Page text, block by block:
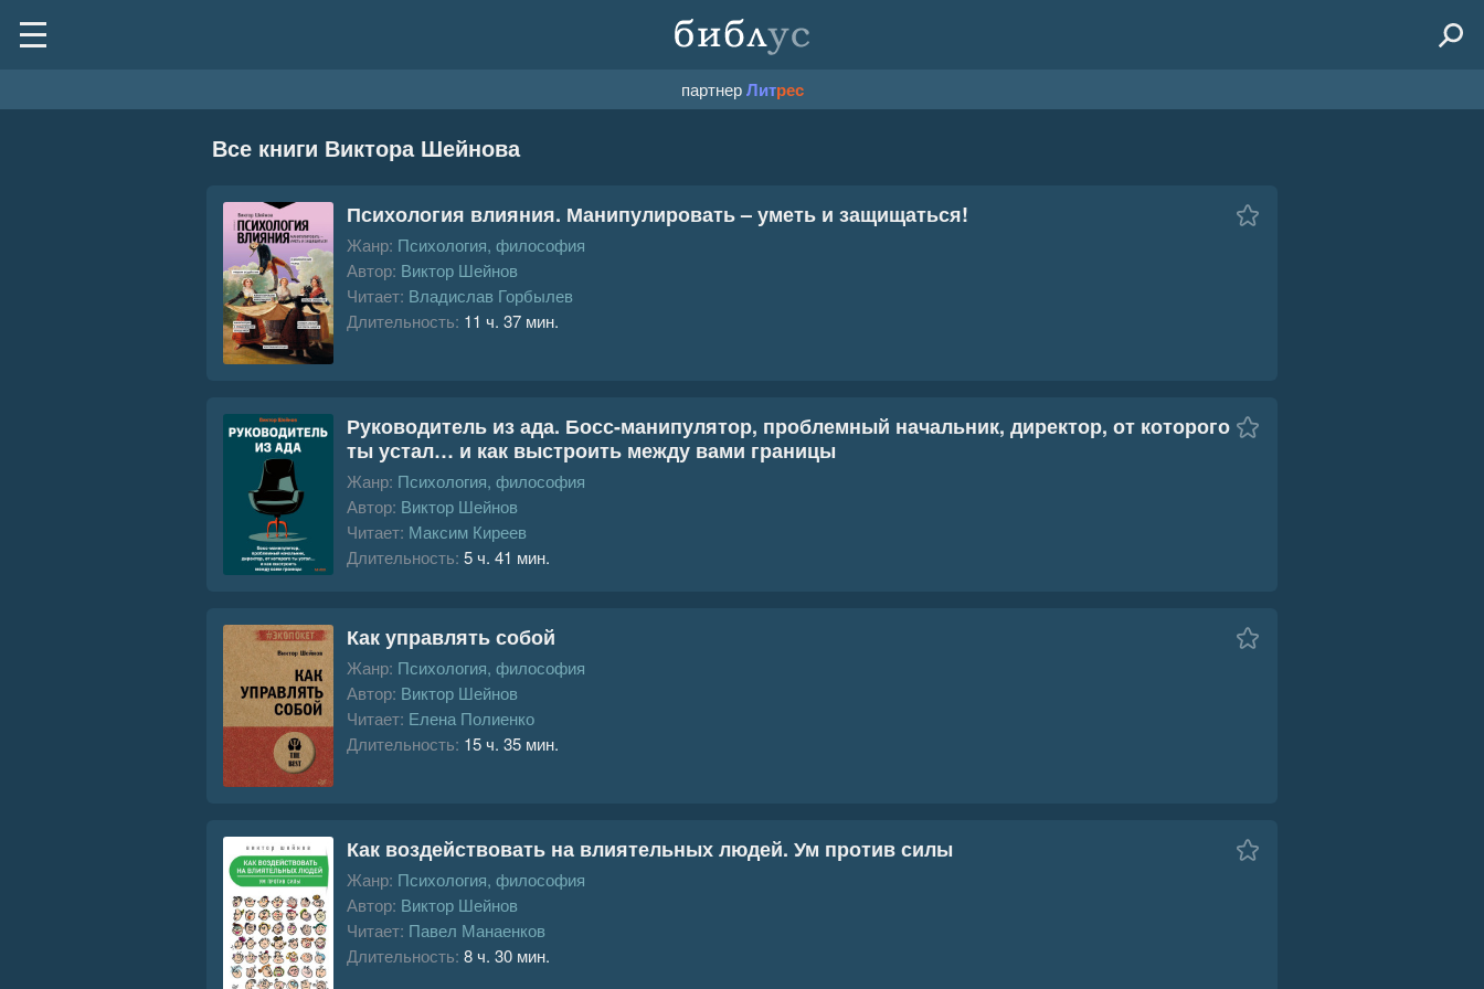
партнерЛитрес
Все книги Виктора Шейнова
Психология влияния. Манипулировать – уметь и защищаться!
Жанр: Психология, философия
Автор: Виктор Шейнов
Читает: Владислав Горбылев
Длительность: 11 ч. 37 мин.
Руководитель из ада. Босс-манипулятор, проблемный начальник, директор, от которого
ты устал… и как выстроить между вами границы
Жанр: Психология, философия
Автор: Виктор Шейнов
Читает: Максим Киреев
Длительность: 5 ч. 41 мин.
Как управлять собой
Жанр: Психология, философия
Автор: Виктор Шейнов
Читает: Елена Полиенко
Длительность: 15 ч. 35 мин.
Как воздействовать на влиятельных людей. Ум против силы
Жанр: Психология, философия
Автор: Виктор Шейнов
Читает: Павел Манаенков
Длительность: 8 ч. 30 мин.